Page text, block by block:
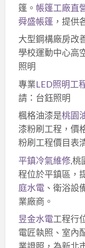
篷。 帳篷工廠直
舜盛帳篷，提供
大型鋼構廠房改
學校運動中心高
照明
專業LED照明工
請：台鈺照明
楓格油漆是桃園
漆粉刷工程，價
粉刷工程價目表
平鎮冷氣維修,桃
程位於平鎮區，
庭水電、衛浴設
業廠商。
昱金水電工程行
電匠執照、室內